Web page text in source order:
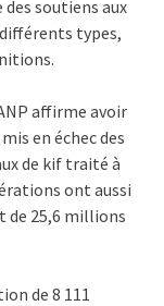
soutiens aux
types,
affirme avoir
en échec des
de kif traité à
ont aussi
de 25,6 millions
de 8 111